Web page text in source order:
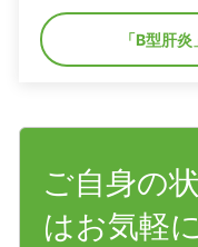
「B型肝
ご自身の
はお気軽